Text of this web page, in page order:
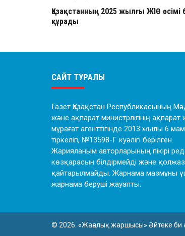
Қазақстанның 2025 жылғы ЖІӨ өсімі
құрады
САЙТ ТУРАЛЫ
Газет Қазақстан Республикасының
және ақпарат министрлігінің ақпарат
мұрағат агенттігінде 2013 жылы 6
тіркеліп, №13598-Г куәлігі берілген.
Жарияланым авторларының пікірі
көзқарасын білдірмейді және
қайтарылмайды. Жарнама мазмұны
жарнама беруші жауапты.
© 2026. «Жаңалық жаршысы» Әйтеке би